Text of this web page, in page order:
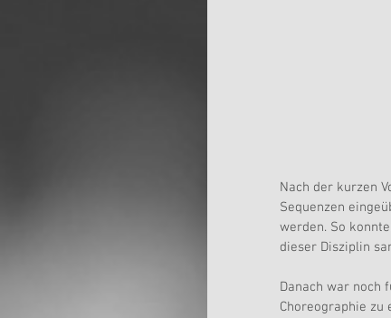
Nach der kurzen
Sequenzen
werden. So
dieser Disziplin
Danach war noch
Choreographie zu